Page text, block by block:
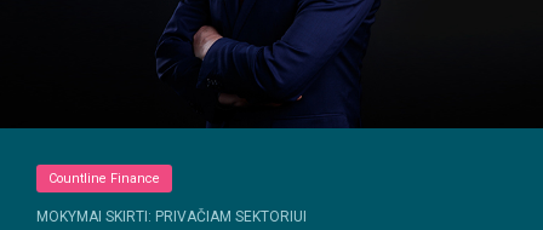
Countline Finance
MOKYMAI SKIRTI: PRIVAČIAM SEKTORIUI